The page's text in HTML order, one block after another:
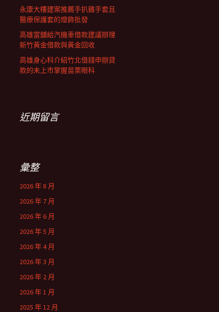
永康大樓建案推薦手扒雞手套且
醫療保護套的燈飾批發
高雄當舖給汽機車借款建議辦理
新竹黃金借款與黃金回收
高雄身心科介紹竹北借錢申辦貸
款的未上市掌握苗栗眼科
近期留言
彙整
2026 年 8 月
2026 年 7 月
2026 年 6 月
2026 年 5 月
2026 年 4 月
2026 年 3 月
2026 年 2 月
2026 年 1 月
2025 年 12 月